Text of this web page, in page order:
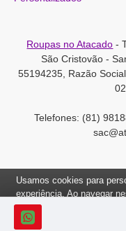
Roupas no Atacado -
São Cristovão -
55194235, Razão
Telefones: (81)
Roupas no Atacado
Usamos cookies para
experiência. Ao navegar
Política de Cookies.